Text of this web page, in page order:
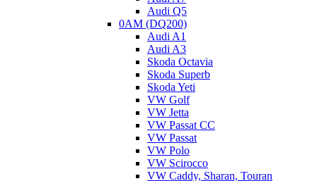
Audi Q5
0AM (DQ200)
Audi A1
Audi A3
Skoda Octavia
Skoda Superb
Skoda Yeti
VW Golf
VW Jetta
VW Passat CC
VW Passat
VW Polo
VW Scirocco
VW Caddy, Sharan, Touran